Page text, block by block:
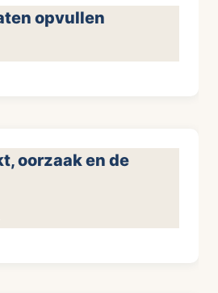
opvullen
oorzaak en de